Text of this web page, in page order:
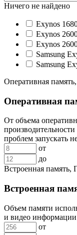
Ничего не найдено
Exynos
Exynos
Exynos
Samsung
Samsung
Оперативная
Оперативная
От объема
проблем запускать
от
до
Встроенная память,
Встроенная
Объем памяти
и видео
от